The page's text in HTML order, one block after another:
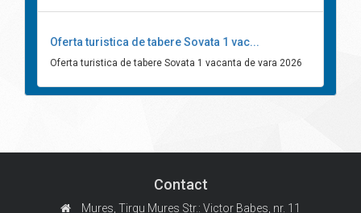
Oferta turistica de tabere Sovata 1 vac...
Oferta turistica de tabere Sovata 1 vacanta de vara 2026
Contact
Mures, Tirgu Mures Str.: Victor Babes, nr. 11